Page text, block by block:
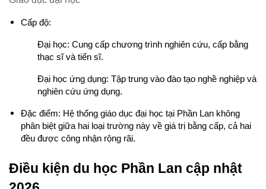
Cấp độ:
Đại học: Cung cấp chương trình nghiên cứu, cấp bằng
thạc sĩ và tiến sĩ.
Đại học ứng dụng: Tập trung vào đào tạo nghề nghiệp và
nghiên cứu ứng dụng.
Đặc điểm: Hệ thống giáo dục đại học tại Phần Lan không
phân biệt giữa hai loại trường này về giá trị bằng cấp, cả hai
đều được công nhận rộng rãi.
Điều kiện du học Phần Lan cập nhật